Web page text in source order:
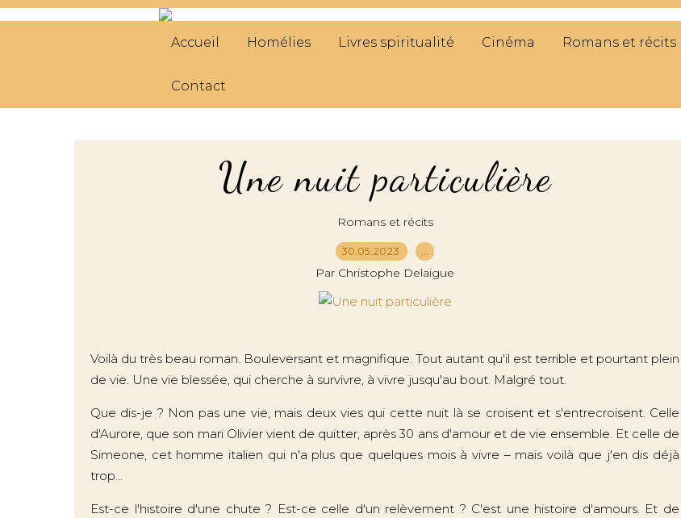
Accueil Homélies Livres spiritualité Cinéma Romans et récits
Contact
Une nuit particulière
Romans et récits
30.05.2023 …
Par Christophe Delaigue
Voilà du très beau roman. Bouleversant et magnifique. Tout autant qu'il est terrible et pourtant plein
de vie. Une vie blessée, qui cherche à survivre, à vivre jusqu'au bout. Malgré tout.
Que dis-je ? Non pas une vie, mais deux vies qui cette nuit là se croisent et s'entrecroisent. Celle
d'Aurore, que son mari Olivier vient de quitter, après 30 ans d'amour et de vie ensemble. Et celle de
Simeone, cet homme italien qui n'a plus que quelques mois à vivre – mais voilà que j'en dis déjà
trop...
Est-ce l'histoire d'une chute ? Est-ce celle d'un relèvement ? C'est une histoire d'amours. Et de